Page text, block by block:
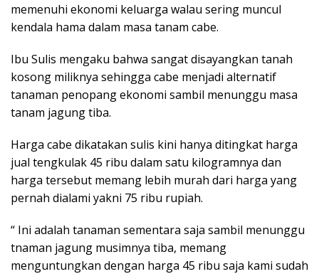
memenuhi ekonomi keluarga walau sering muncul
kendala hama dalam masa tanam cabe.
Ibu Sulis mengaku bahwa sangat disayangkan tanah
kosong miliknya sehingga cabe menjadi alternatif
tanaman penopang ekonomi sambil menunggu masa
tanam jagung tiba.
Harga cabe dikatakan sulis kini hanya ditingkat harga
jual tengkulak 45 ribu dalam satu kilogramnya dan
harga tersebut memang lebih murah dari harga yang
pernah dialami yakni 75 ribu rupiah.
“ Ini adalah tanaman sementara saja sambil menunggu
tnaman jagung musimnya tiba, memang
menguntungkan dengan harga 45 ribu saja kami sudah